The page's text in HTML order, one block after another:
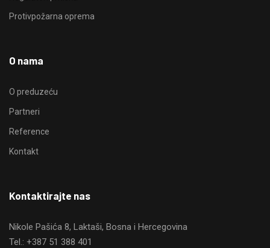
Protivpožarna oprema
O nama
O preduzeću
Partneri
Reference
Kontakt
Kontaktirajte nas
Nikole Pašića 8, Laktaši, Bosna i Hercegovina
Tel.: +387 51 388 401